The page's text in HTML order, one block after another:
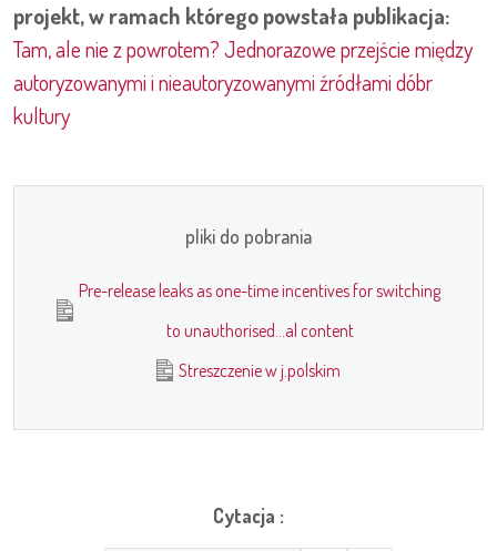
projekt, w ramach którego powstała publikacja:
Tam, ale nie z powrotem? Jednorazowe przejście między
autoryzowanymi i nieautoryzowanymi źródłami dóbr
kultury
pliki do pobrania
Pre-release leaks as one-time incentives for switching
to unauthorised...al content
Streszczenie w j.polskim
Cytacja :